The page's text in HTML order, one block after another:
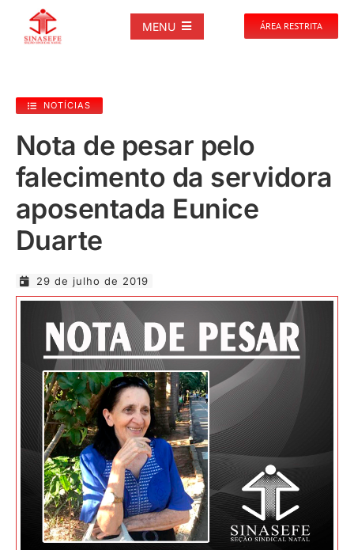
MENU
NOTÍCIAS
PUBLICAÇÕES
DOCUMENTOS
GALERIAS
EVENTOS
JURÍDICO
CLUBE
CONTATO
ÁREA RESTRITA
NOTÍCIAS
Nota de pesar pelo
falecimento da servidora
aposentada Eunice
Duarte
29 de julho de 2019